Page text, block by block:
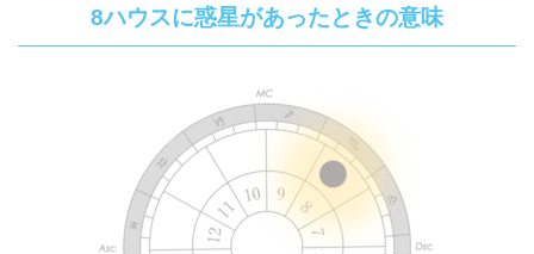
8ハウスに惑星があったときの意味